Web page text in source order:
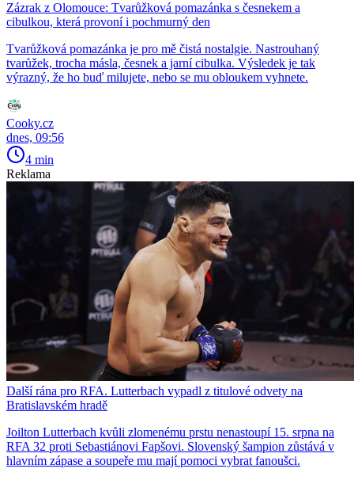
Zázrak z Olomouce: Tvarůžková pomazánka s česnekem a
cibulkou, která provoní i pochmurný den
Tvarůžková pomazánka je pro mě čistá nostalgie. Nastrouhaný
tvarůžek, trocha másla, česnek a jarní cibulka. Výsledek je tak
výrazný, že ho buď milujete, nebo se mu obloukem vyhnete.
Cooky.cz
dnes, 09:56
4 min
Reklama
Další rána pro RFA. Lutterbach vypadl z titulové odvety na
Bratislavském hradě
Joilton Lutterbach kvůli zlomenému prstu nenastoupí 15. srpna na
RFA 32 proti Sebastiánovi Fapšovi. Slovenský šampion zůstává v
hlavním zápase a soupeře mu mají pomoci vybrat fanoušci.